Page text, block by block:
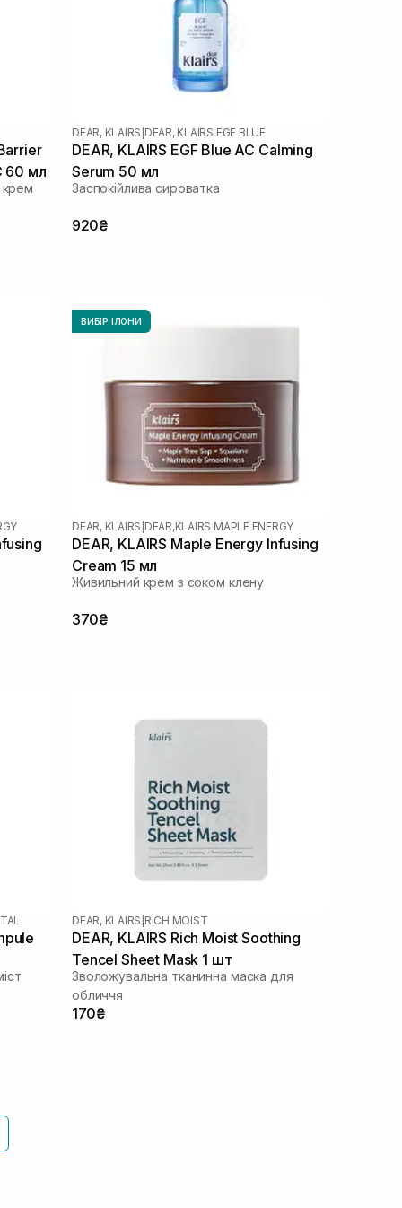
60 мл
крем
DEAR, KLAIRS DEAR, KLAIRS EGF BLUE
DEAR, KLAIRS EGF Blue AC Calming
Serum 50 мл
Заспокійлива сироватка
920₴
ВИБІР ІЛОНИ
DEAR, KLAIRS DEAR,KLAIRS MAPLE ENERGY
DEAR, KLAIRS Maple Energy Infusing
Cream 15 мл
Живильний крем з соком клену
370₴
DEAR, KLAIRS RICH MOIST
DEAR, KLAIRS Rich Moist Soothing
Tencel Sheet Mask 1 шт
Зволожувальна тканинна маска для
обличчя
170₴